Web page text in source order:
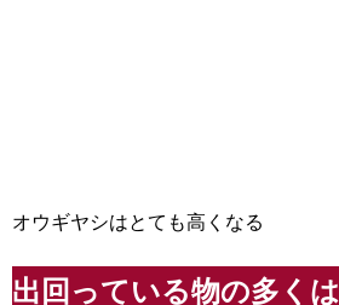
オウギヤシはとても高くなる
出回っている物の多くは